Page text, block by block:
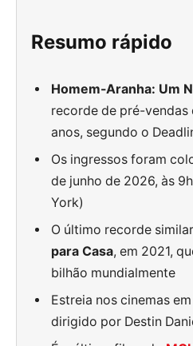
Resumo rápido
Homem-Aranha: Um
recorde de pré-vendas
anos, segundo o
Os ingressos foram
de junho de 2026, às
York)
O último recorde
para Casa, em 2021,
bilhão mundialmente
Estreia nos cinemas em
dirigido por Destin